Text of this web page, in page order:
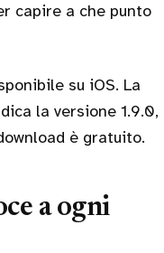
capire a che punto
su iOS. La
la versione 1.9.0,
è gratuito.
a ogni